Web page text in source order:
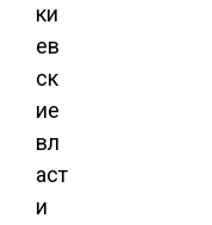
ки
ев
ск
ие
вл
аст
и